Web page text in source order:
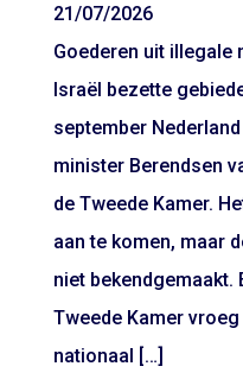
21/07/2026
Goederen uit illegale
Israël bezette
september
minister Berendsen
de Tweede Kamer.
aan te komen, maar
niet bekendgemaakt.
Tweede Kamer
nationaal […]